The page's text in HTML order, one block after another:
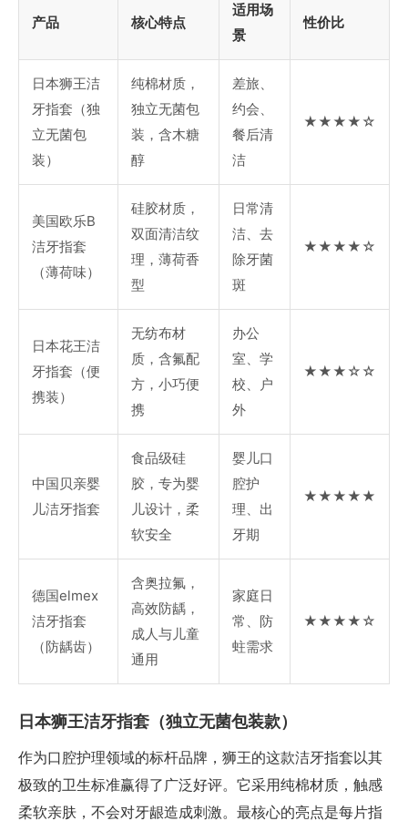
产品 核心特点
适用场
景
性价比
日本狮王洁
牙指套（独
立无菌包
装）
纯棉材质，
独立无菌包
装，含木糖
醇
差旅、
约会、
餐后清
洁
★★★★☆
美国欧乐B
洁牙指套
（薄荷味）
硅胶材质，
双面清洁纹
理，薄荷香
型
日常清
洁、去
除牙菌
斑
★★★★☆
日本花王洁
牙指套（便
携装）
无纺布材
质，含氟配
方，小巧便
携
办公
室、学
校、户
外
★★★☆☆
中国贝亲婴
儿洁牙指套
食品级硅
胶，专为婴
儿设计，柔
软安全
婴儿口
腔护
理、出
牙期
★★★★★
德国elmex
洁牙指套
（防龋齿）
含奥拉氟，
高效防龋，
成人与儿童
通用
家庭日
常、防
蛀需求
★★★★☆
日本狮王洁牙指套（独立无菌包装款）
作为口腔护理领域的标杆品牌，狮王的这款洁牙指套以其
极致的卫生标准赢得了广泛好评。它采用纯棉材质，触感
柔软亲肤，不会对牙龈造成刺激。最核心的亮点是每片指